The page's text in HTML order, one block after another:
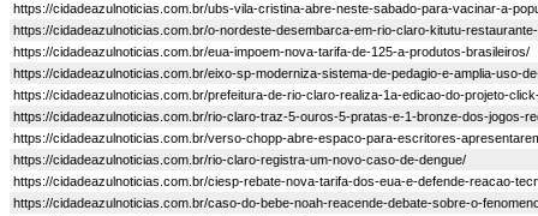
https://cidadeazulnoticias.com.br/ubs-vila-cristina-abre-neste-sabado-para-vacinar-a-
https://cidadeazulnoticias.com.br/o-nordeste-desembarca-em-rio-claro-kitutu-
https://cidadeazulnoticias.com.br/eua-impoem-nova-tarifa-de-125-a-produtos-brasileiros/
https://cidadeazulnoticias.com.br/eixo-sp-moderniza-sistema-de-pedagio-e-amplia-uso-
https://cidadeazulnoticias.com.br/prefeitura-de-rio-claro-realiza-1a-edicao-do-projeto-
https://cidadeazulnoticias.com.br/rio-claro-traz-5-ouros-5-pratas-e-1-bronze-dos-jogos-
https://cidadeazulnoticias.com.br/verso-chopp-abre-espaco-para-escritores-
https://cidadeazulnoticias.com.br/rio-claro-registra-um-novo-caso-de-dengue/
https://cidadeazulnoticias.com.br/ciesp-rebate-nova-tarifa-dos-eua-e-defende-reacao-
https://cidadeazulnoticias.com.br/caso-do-bebe-noah-reacende-debate-sobre-o-